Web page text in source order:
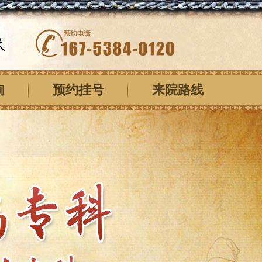
预约挂号 来院路线